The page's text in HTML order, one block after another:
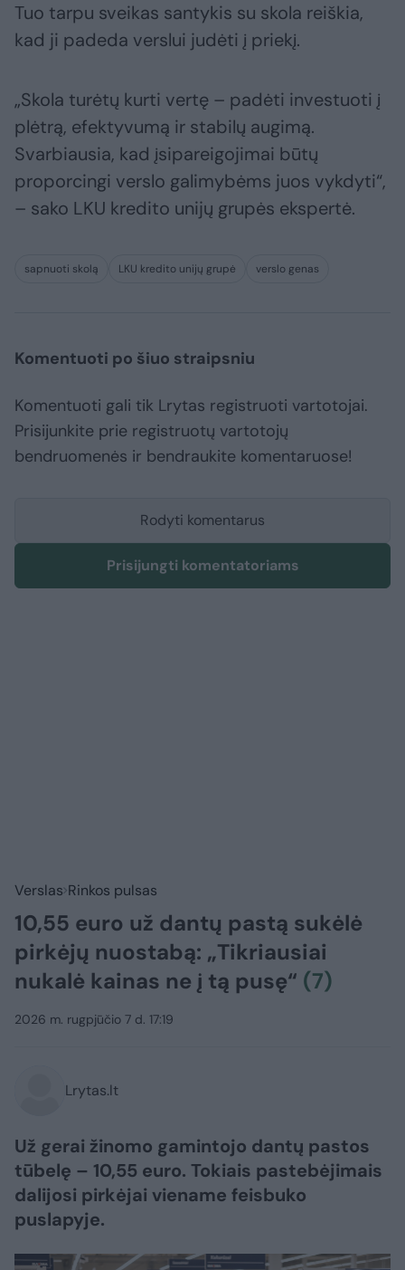
Tuo tarpu sveikas santykis su skola reiškia,
kad ji padeda verslui judėti į priekį.
„Skola turėtų kurti vertę – padėti investuoti į
plėtrą, efektyvumą ir stabilų augimą.
Svarbiausia, kad įsipareigojimai būtų
proporcingi verslo galimybėms juos vykdyti“,
– sako LKU kredito unijų grupės ekspertė.
sapnuoti skolą LKU kredito unijų grupė verslo genas
Komentuoti po šiuo straipsniu
Komentuoti gali tik Lrytas registruoti vartotojai.
Prisijunkite prie registruotų vartotojų
bendruomenės ir bendraukite komentaruose!
Rodyti komentarus
Prisijungti komentatoriams
Verslas Rinkos pulsas
10,55 euro už dantų pastą sukėlė
pirkėjų nuostabą: „Tikriausiai
nukalė kainas ne į tą pusę“ (7)
2026 m. rugpjūčio 7 d. 17:19
Lrytas.lt
Už gerai žinomo gamintojo dantų pastos
tūbelę – 10,55 euro. Tokiais pastebėjimais
dalijosi pirkėjai viename feisbuko
puslapyje.